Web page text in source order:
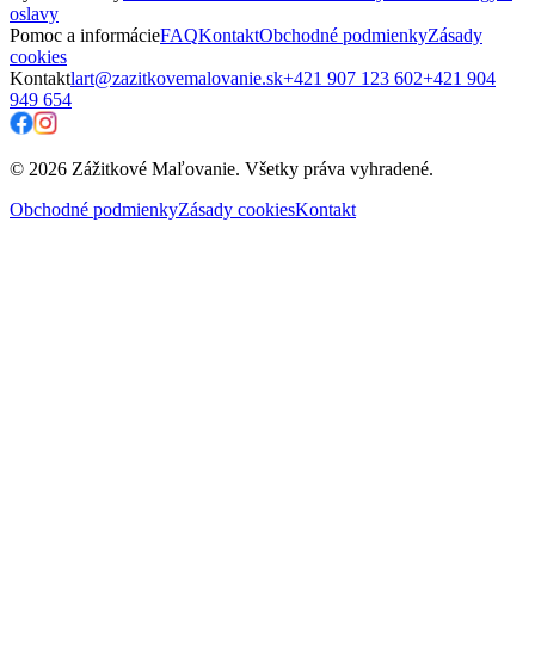
oslavy
Pomoc a informácieFAQKontaktObchodné podmienkyZásady
cookies
Kontaktlart@zazitkovemalovanie.sk+421 907 123 602+421 904
949 654
© 2026 Zážitkové Maľovanie. Všetky práva vyhradené.
Obchodné podmienkyZásady cookiesKontakt